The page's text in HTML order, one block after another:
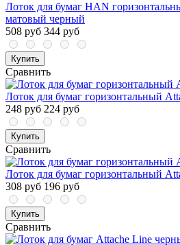
Лоток для бумаг HAN
матовый черный
508 руб 344 руб
Купить
Сравнить
Лоток для бумаг горизонтальный
248 руб 224 руб
Купить
Сравнить
Лоток для бумаг горизонтальный
308 руб 196 руб
Купить
Сравнить